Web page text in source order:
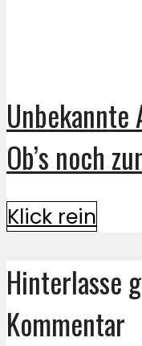
Ob’s noch
Klick rein
Hinterlasse
Kommentar